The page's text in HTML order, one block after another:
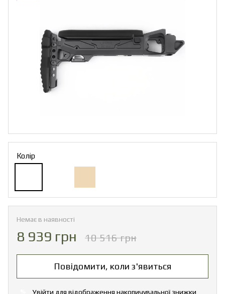
Колір
Немає в наявності
8 939 грн 10 516 грн
Повідомити, коли з'явиться
Увійти для відображення накопичувальної знижки